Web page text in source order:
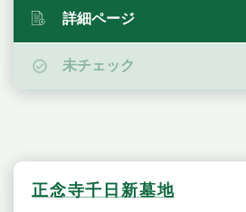
詳細ページ
未チェック
正念寺千日新墓地